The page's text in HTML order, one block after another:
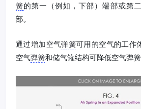
簧的第一（例如，下部）端部或第
部。
通过增加空气弹簧可用的空气的工作
空气弹簧和储气罐结构可降低空气弹簧